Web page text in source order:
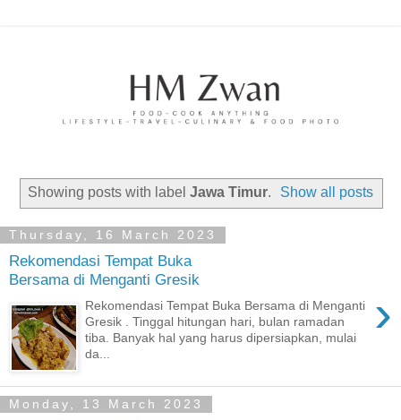
Showing posts with label Jawa Timur. Show all posts
Thursday, 16 March 2023
Rekomendasi Tempat Buka
Bersama di Menganti Gresik
›
Rekomendasi Tempat Buka Bersama di Menganti
Gresik . Tinggal hitungan hari, bulan ramadan
tiba. Banyak hal yang harus dipersiapkan, mulai
da...
Monday, 13 March 2023